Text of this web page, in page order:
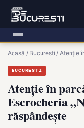
Acasă / Bucuresti / Atenție
BUCURESTI
Atenție în
Escrocheria
răspândește